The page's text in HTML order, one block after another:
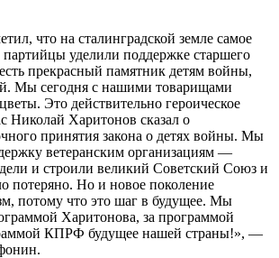
что на сталинградской земле самое
уделили поддержке старшего
прекрасный памятник детям войны,
Мы сегодня с нашими товарищами
Это действительно героическое
Николай Харитонов сказал о
принятия закона о детях войны. Мы
ветеранским организациям —
и строили великий Советский Союз и
потеряно. Но и новое поколение
потому что это шаг в будущее. Мы
Харитонова, за программой
КПРФ будущее нашей страны!», —